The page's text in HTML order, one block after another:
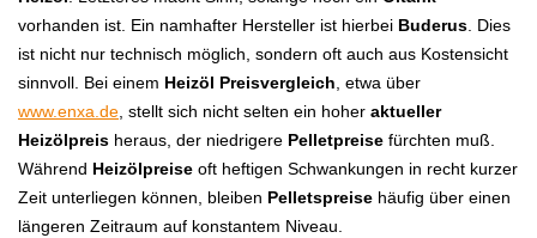
vorhanden ist. Ein namhafter Hersteller ist hierbei Buderus . Dies
ist nicht nur technisch möglich, sondern oft auch aus Kostensicht
sinnvoll. Bei einem Heizöl Preisvergleich , etwa über
www.enxa.de , stellt sich nicht selten ein hoher aktueller
Heizölpreis heraus, der niedrigere Pelletpreise fürchten muß.
Während Heizölpreise oft heftigen Schwankungen in recht kurzer
Zeit unterliegen können, bleiben Pelletspreise häufig über einen
längeren Zeitraum auf konstantem Niveau.